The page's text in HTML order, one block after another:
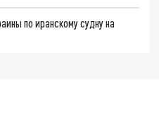
по иранскому судну на